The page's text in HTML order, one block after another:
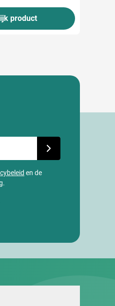
product
en de